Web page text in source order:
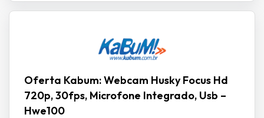
Oferta Kabum: Webcam Husky Focus Hd
720p, 30fps, Microfone Integrado, Usb –
Hwe100